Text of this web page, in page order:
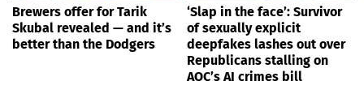
Brewers offer for Tarik
Skubal revealed — and it’s
better than the Dodgers
‘Slap in the face’: Survivor
of sexually explicit
deepfakes lashes out over
Republicans stalling on
AOC’s AI crimes bill